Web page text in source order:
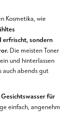
Kosmetika, wie
erfrischt, sondern
Die meisten Toner
und hinterlassen
auch abends gut
für
einfach, angenehm